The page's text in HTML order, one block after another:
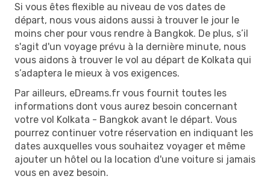
Si vous êtes flexible au niveau de vos dates de
départ, nous vous aidons aussi à trouver le jour le
moins cher pour vous rendre à Bangkok. De plus, s’il
s'agit d'un voyage prévu à la dernière minute, nous
vous aidons à trouver le vol au départ de Kolkata qui
s’adaptera le mieux à vos exigences.
Par ailleurs, eDreams.fr vous fournit toutes les
informations dont vous aurez besoin concernant
votre vol Kolkata - Bangkok avant le départ. Vous
pourrez continuer votre réservation en indiquant les
dates auxquelles vous souhaitez voyager et même
ajouter un hôtel ou la location d'une voiture si jamais
vous en avez besoin.